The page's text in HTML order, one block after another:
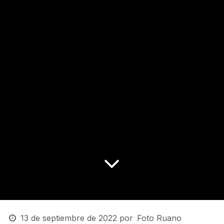
13 de septiembre de 2022 por Foto Ruano